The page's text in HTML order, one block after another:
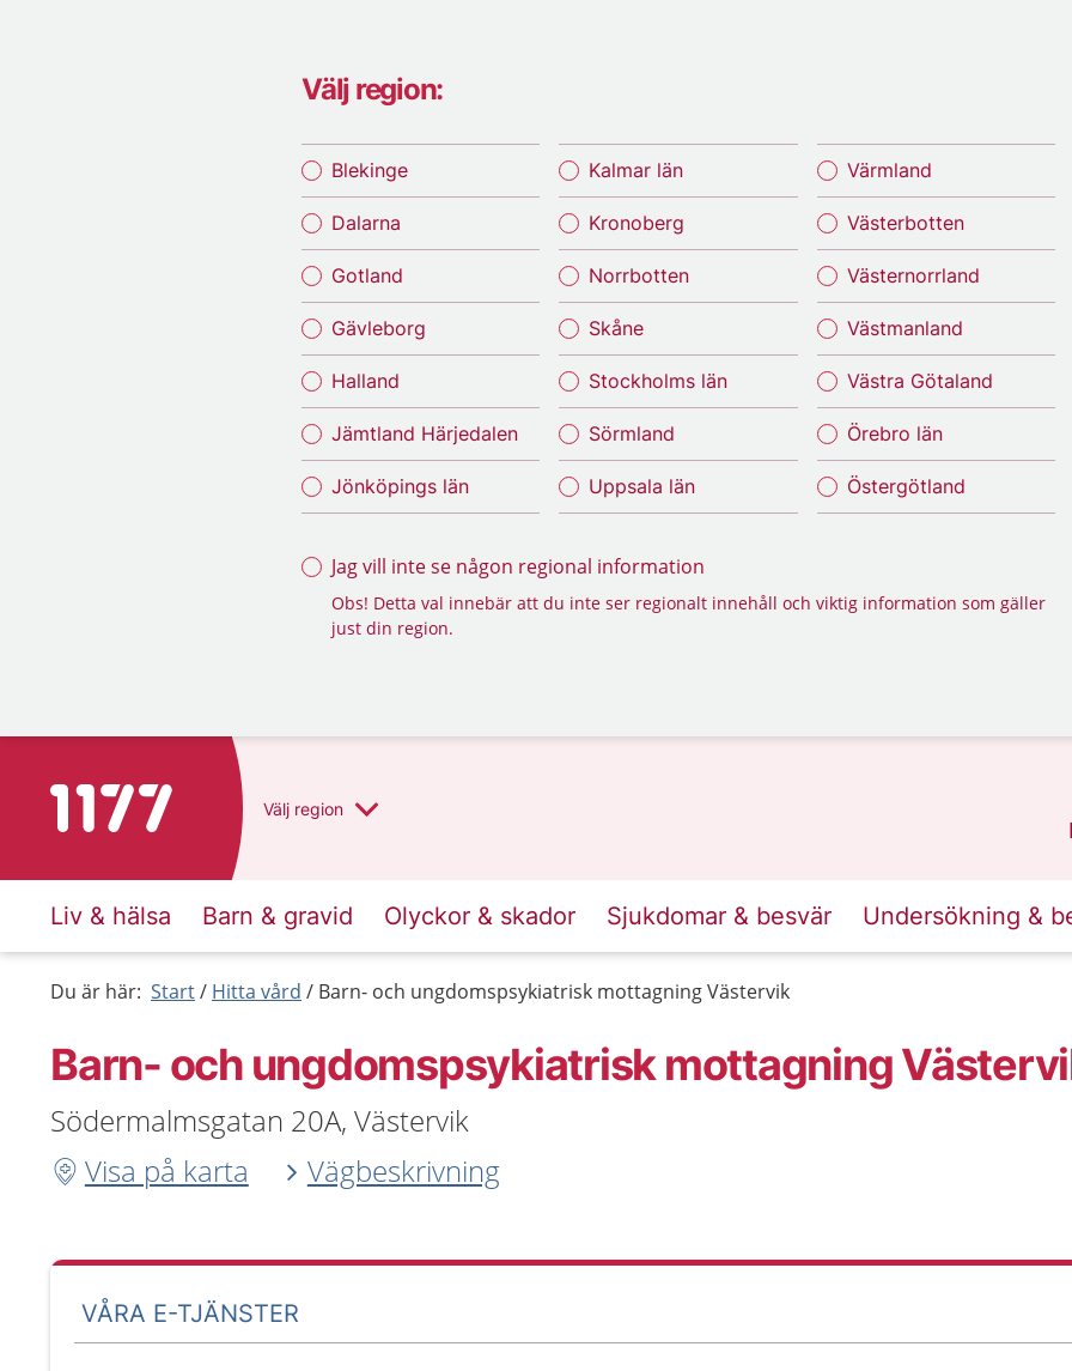
Välj region:
Blekinge
Dalarna
Gotland
Gävleborg
Halland
Jämtland Härjedalen
Jönköpings län
Kalmar län
Kronoberg
Norrbotten
Skåne
Stockholms län
Sörmland
Uppsala län
Värmland
Västerbotten
Västernorrland
Västmanland
Västra Götaland
Örebro län
Östergötland
Jag vill inte se någon regional information
Obs! Detta val innebär att du inte ser regionalt innehåll och viktig information som gäller
just din region.
Till startsidan för 1177 Välj region
Liv & hälsa Barn & gravid Olyckor & skador Sjukdomar & besvär Undersökning &
Du är här: Start Hitta vård Barn- och ungdomspsykiatrisk mottagning Västervik
Barn- och ungdomspsykiatrisk mottagning
Södermalmsgatan 20A, Västervik
Visa på karta
Vägbeskrivning
VÅRA E-TJÄNSTER